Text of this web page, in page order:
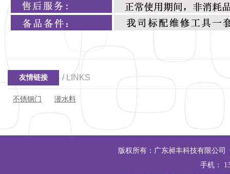
友情链接 / LINKS
不锈钢门 潜水料
版权所有：广东昶丰科技有限公
手机：